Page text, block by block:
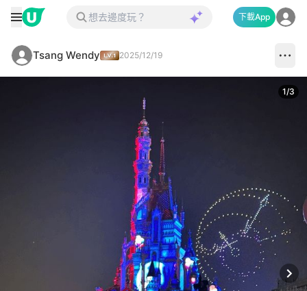
下載App
Tsang Wendy 2025/12/19
1/3